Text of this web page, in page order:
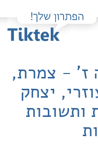
ז' - צמרת,
יצחק
ותשובות